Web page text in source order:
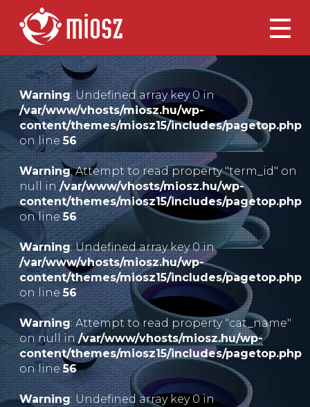
Warning: Undefined array key 0 in
/var/www/vhosts/miosz.hu/wp-
content/themes/miosz15/includes/pagetop.php
on line56
Warning: Attempt to read property "term_id" on
null in/var/www/vhosts/miosz.hu/wp-
content/themes/miosz15/includes/pagetop.php
on line56
Warning: Undefined array key 0 in
/var/www/vhosts/miosz.hu/wp-
content/themes/miosz15/includes/pagetop.php
on line56
Warning: Attempt to read property "cat_name"
on null in/var/www/vhosts/miosz.hu/wp-
content/themes/miosz15/includes/pagetop.php
on line56
Warning: Undefined array key 0 in